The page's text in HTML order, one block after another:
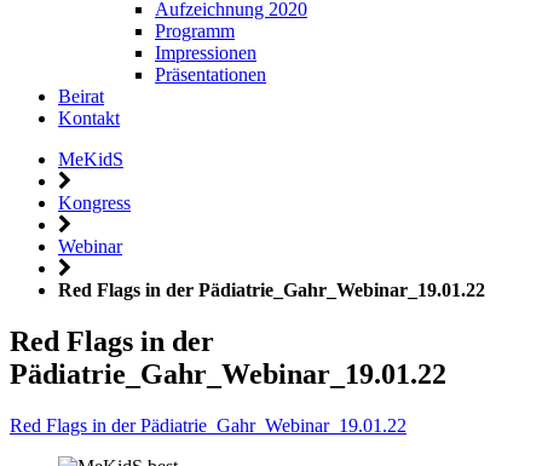
Aufzeichnung 2020
Programm
Impressionen
Präsentationen
Beirat
Kontakt
MeKidS
Kongress
Webinar
Red Flags in der Pädiatrie_Gahr_Webinar_19.01.22
Red Flags in der
Pädiatrie_Gahr_Webinar_19.01.22
Red Flags in der Pädiatrie_Gahr_Webinar_19.01.22